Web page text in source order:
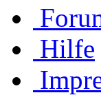
Hilfe